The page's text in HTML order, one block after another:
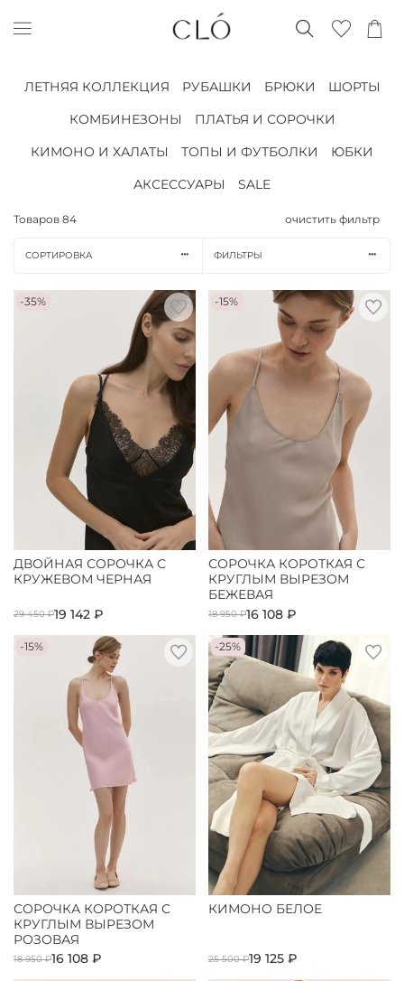
ЛЕТНЯЯ КОЛЛЕКЦИЯ РУБАШКИ БРЮКИ
ШОРТЫ
КОМБИНЕЗОНЫ
ПЛАТЬЯ И СОРОЧКИ
КИМОНО И ХАЛАТЫ
ТОПЫ И ФУТБОЛКИ
ЮБКИ
АКСЕССУАРЫ
SALE
Товаров 84 очистить фильтр
СОРТИРОВКА ФИЛЬТРЫ
-35%
ДВОЙНАЯ СОРОЧКА С
КРУЖЕВОМ ЧЕРНАЯ
29 450 ₽19 142 ₽
-15%
СОРОЧКА КОРОТКАЯ С
КРУГЛЫМ ВЫРЕЗОМ
БЕЖЕВАЯ
18 950 ₽16 108 ₽
-15%
СОРОЧКА КОРОТКАЯ С
КРУГЛЫМ ВЫРЕЗОМ
РОЗОВАЯ
18 950 ₽16 108 ₽
-25%
КИМОНО БЕЛОЕ
25 500 ₽19 125 ₽